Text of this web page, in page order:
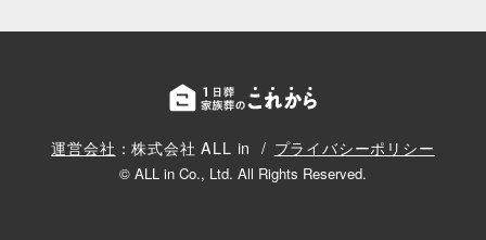
運営会社 ：株式会社 ALL in プライバシーポリシー
© ALL in Co., Ltd. All Rights Reserved.